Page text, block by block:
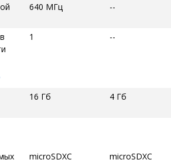
640 МГц --
1 --
16 Гб 4 Гб
microSDXC
microSDXC